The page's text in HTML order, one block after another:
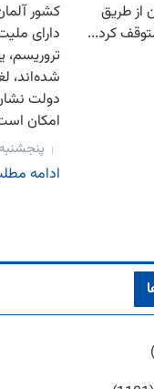
از طریق
کرد...
کشور
دارای
تروریسم،
شده‌اند،
دولت
امکان
پنجشنبه، ۱۴ فروردین،
ادامه